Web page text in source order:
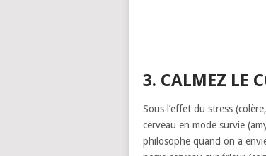
3. CALMEZ LE
Sous l’effet du stress
cerveau en mode survie
philosophe quand on a